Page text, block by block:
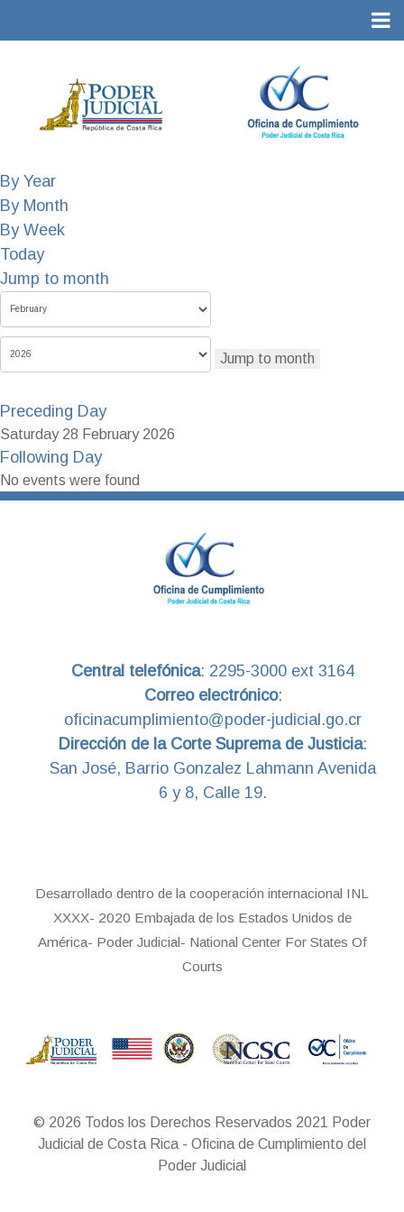
By Year
By Month
By Week
Today
Jump to month
Jump to month
Preceding Day
Saturday 28 February 2026
Following Day
No events were found
Central telefónica: 2295-3000 ext 3164
Correo electrónico:
oficinacumplimiento@poder-judicial.go.cr
Dirección de la Corte Suprema de Justicia:
San José, Barrio Gonzalez Lahmann Avenida
6 y 8, Calle 19.
Desarrollado dentro de la cooperación internacional INL
XXXX- 2020 Embajada de los Estados Unidos de
América- Poder Judicial- National Center For States Of
Courts
© 2026 Todos los Derechos Reservados 2021 Poder
Judicial de Costa Rica - Oficina de Cumplimiento del
Poder Judicial